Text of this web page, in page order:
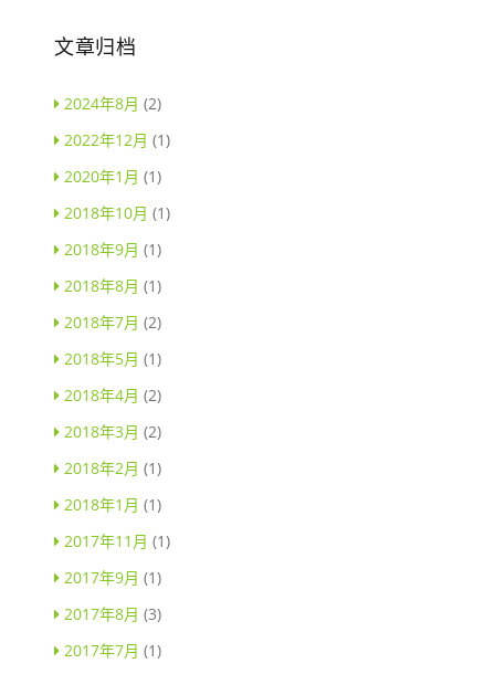
文章归档
2024年8月 (2)
2022年12月 (1)
2020年1月 (1)
2018年10月 (1)
2018年9月 (1)
2018年8月 (1)
2018年7月 (2)
2018年5月 (1)
2018年4月 (2)
2018年3月 (2)
2018年2月 (1)
2018年1月 (1)
2017年11月 (1)
2017年9月 (1)
2017年8月 (3)
2017年7月 (1)